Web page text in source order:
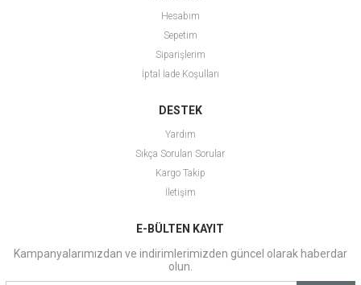
Hesabım
Sepetim
Siparişlerim
İptal İade Koşulları
DESTEK
Yardım
Sıkça Sorulan Sorular
Kargo Takip
İletişim
E-BÜLTEN KAYIT
Kampanyalarımızdan ve indirimlerimizden güncel olarak haberdar
olun.